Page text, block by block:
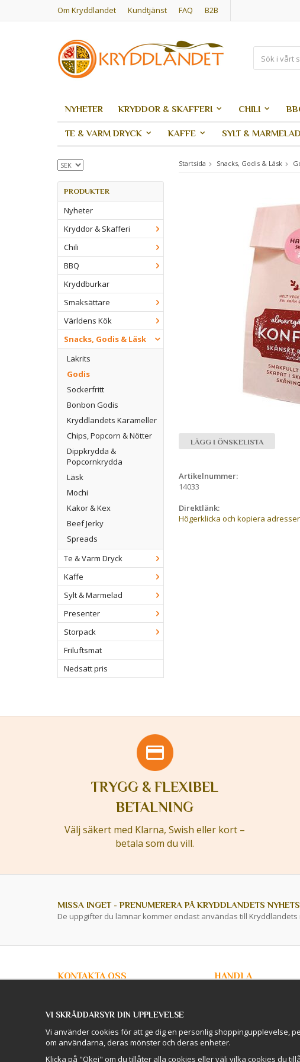
Om Kryddlandet Kundtjänst FAQ B2B
NYHETER KRYDDOR & SKAFFERI CHILI
TE & VARM DRYCK KAFFE SYLT & MARMELAD
PRODUKTER
Nyheter
Kryddor & Skafferi
Chili
BBQ
Kryddburkar
Smaksättare
Världens Kök
Snacks, Godis & Läsk
Lakrits
Godis
Sockerfritt
Bonbon Godis
Kryddlandets Karameller
Chips, Popcorn & Nötter
Dippkrydda &
Popcornkrydda
Läsk
Mochi
Kakor & Kex
Beef Jerky
Spreads
Te & Varm Dryck
Kaffe
Sylt & Marmelad
Presenter
Storpack
Friluftsmat
Nedsatt pris
Startsida Snacks, Godis & Läsk
LÄGG I ÖNSKELISTA
Artikelnummer:
14033
Direktlänk:
Högerklicka och kopiera
TRYGG & FLEXIBEL
BETALNING
Välj säkert med Klarna, Swish eller kort –
betala som du vill.
MISSA INGET - PRENUMERERA PÅ KRYDDLANDETS
De uppgifter du lämnar kommer endast användas till
KONTAKTA OSS
Följ oss på Instagram!
HANDLA
Lagershop /
Skellefteå
Logga in
VI SKRÄDDARSYR DIN UPPLEVELSE
Vi använder cookies för att ge dig en personlig shoppingupplevelse,
om användarna, deras mönster och deras enheter.
Klicka på "Okej" om du tillåter alla cookies eller välj vilka cookies du